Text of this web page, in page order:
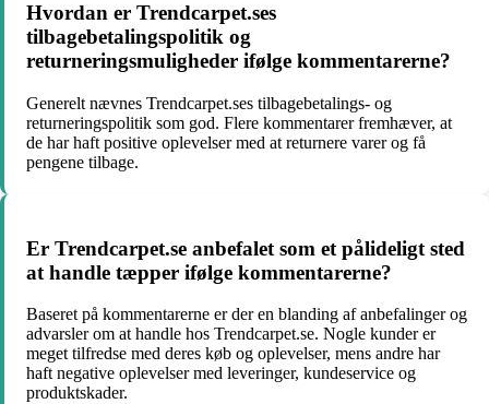
Hvordan er Trendcarpet.ses
tilbagebetalingspolitik og
returneringsmuligheder ifølge kommentarerne?
Generelt nævnes Trendcarpet.ses tilbagebetalings- og
returneringspolitik som god. Flere kommentarer fremhæver, at
de har haft positive oplevelser med at returnere varer og få
pengene tilbage.
Er Trendcarpet.se anbefalet som et pålideligt sted
at handle tæpper ifølge kommentarerne?
Baseret på kommentarerne er der en blanding af anbefalinger og
advarsler om at handle hos Trendcarpet.se. Nogle kunder er
meget tilfredse med deres køb og oplevelser, mens andre har
haft negative oplevelser med leveringer, kundeservice og
produktskader.